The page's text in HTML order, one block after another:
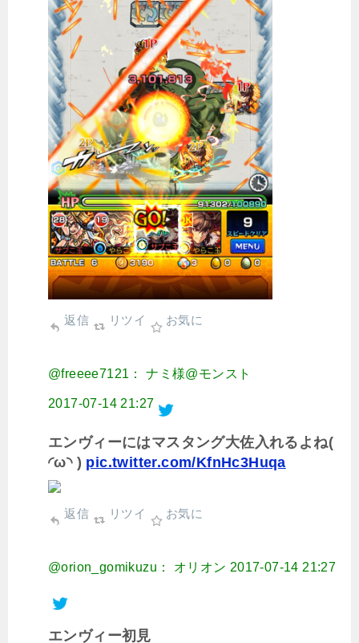
返信 リツイ お気に
@freeee7121： ナミ様@モンスト
2017-07-14 21:27
エンヴィーにはマスタング大佐入れるよね(
◜ω◝ ) pic.twitter.com/KfnHc3Huqa
返信 リツイ お気に
@orion_gomikuzu： オリオン 2017-07-14 21:27
エンヴィー初見